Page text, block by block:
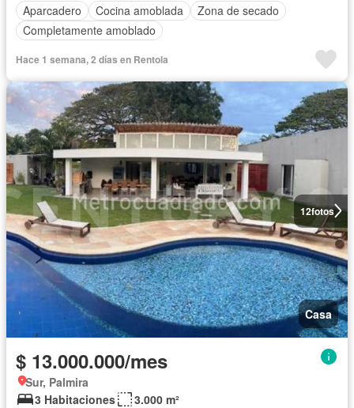
Aparcadero
Cocina amoblada
Zona de secado
Completamente amoblado
Hace 1 semana, 2 días en Rentola
12fotos
Casa
$ 13.000.000/mes
Sur, Palmira
3 Habitaciones
3.000 m²